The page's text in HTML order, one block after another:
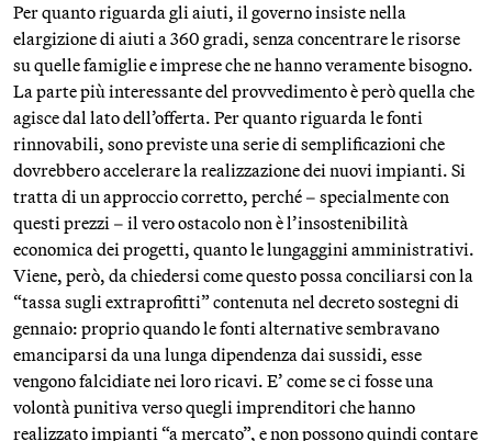
Per quanto riguarda gli aiuti, il governo insiste nella
elargizione di aiuti a 360 gradi, senza concentrare le risorse
su quelle famiglie e imprese che ne hanno veramente bisogno.
La parte più interessante del provvedimento è però quella che
agisce dal lato dell’offerta. Per quanto riguarda le fonti
rinnovabili, sono previste una serie di semplificazioni che
dovrebbero accelerare la realizzazione dei nuovi impianti. Si
tratta di un approccio corretto, perché – specialmente con
questi prezzi – il vero ostacolo non è l’insostenibilità
economica dei progetti, quanto le lungaggini amministrativi.
Viene, però, da chiedersi come questo possa conciliarsi con la
“tassa sugli extraprofitti” contenuta nel decreto sostegni di
gennaio: proprio quando le fonti alternative sembravano
emanciparsi da una lunga dipendenza dai sussidi, esse
vengono falcidiate nei loro ricavi. E’ come se ci fosse una
volontà punitiva verso quegli imprenditori che hanno
realizzato impianti “a mercato”, e non possono quindi contare